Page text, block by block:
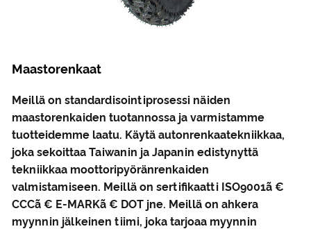
Maastorenkaat
Meillä on standardisointiprosessi näiden
maastorenkaiden tuotannossa ja varmistamme
tuotteidemme laatu. Käytä autonrenkaatekniikkaa,
joka sekoittaa Taiwanin ja Japanin edistynyttä
tekniikkaa moottoripyöränrenkaiden
valmistamiseen. Meillä on sertifikaatti ISO9001ã €
CCCã € E-MARKã € DOT jne. Meillä on ahkera
myynnin jälkeinen tiimi, joka tarjoaa myynnin